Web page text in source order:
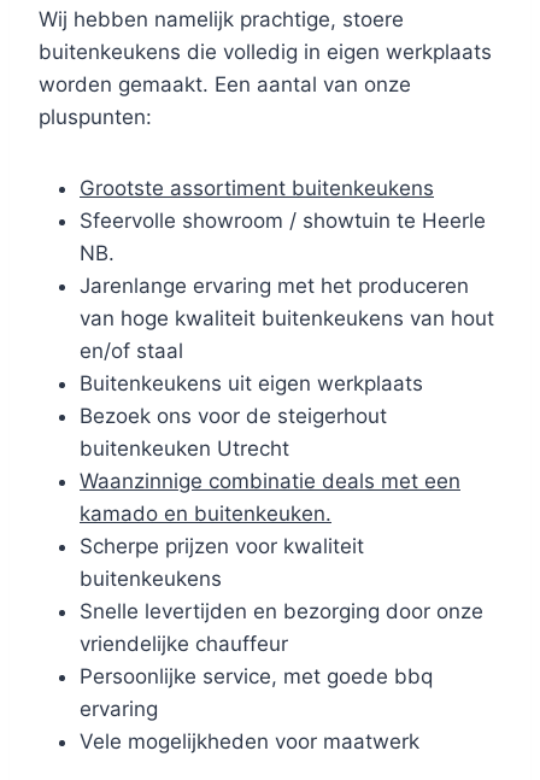
Wij hebben namelijk prachtige, stoere
buitenkeukens die volledig in eigen werkplaats
worden gemaakt. Een aantal van onze
pluspunten:
Grootste assortiment buitenkeukens
Sfeervolle showroom / showtuin te Heerle
NB.
Jarenlange ervaring met het produceren
van hoge kwaliteit buitenkeukens van hout
en/of staal
Buitenkeukens uit eigen werkplaats
Bezoek ons voor de steigerhout
buitenkeuken Utrecht
Waanzinnige combinatie deals met een
kamado en buitenkeuken.
Scherpe prijzen voor kwaliteit
buitenkeukens
Snelle levertijden en bezorging door onze
vriendelijke chauffeur
Persoonlijke service, met goede bbq
ervaring
Vele mogelijkheden voor maatwerk